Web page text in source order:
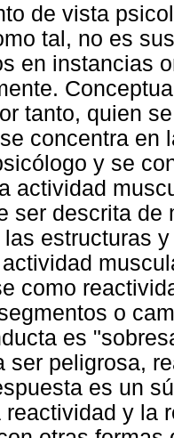
de vista
tal, no es
en instancias
tanto, quien
concentra en
y se
actividad
ser descrita de
las estructuras
como
o
es
ser peligrosa,
es un
reactividad y la